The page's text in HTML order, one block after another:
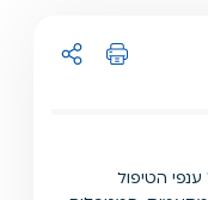
הטיפול